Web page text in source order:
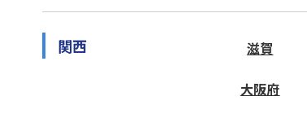
関西 滋賀
大阪府